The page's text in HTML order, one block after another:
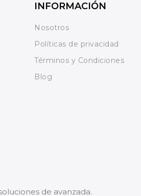
INFORMACIÓN
Nosotros
Políticas de privacidad
Términos y Condiciones
Blog
de avanzada.